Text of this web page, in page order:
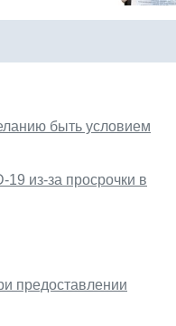
быть условием
из-за просрочки в
предоставлении